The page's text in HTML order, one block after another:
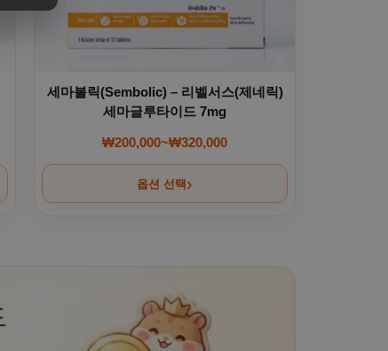
세마볼릭(Sembolic) – 리벨서스(제네릭)
세마글루타이드 7mg
₩200,000~₩320,000
가격 범위: ₩200,000~₩320,000
옵션 선택